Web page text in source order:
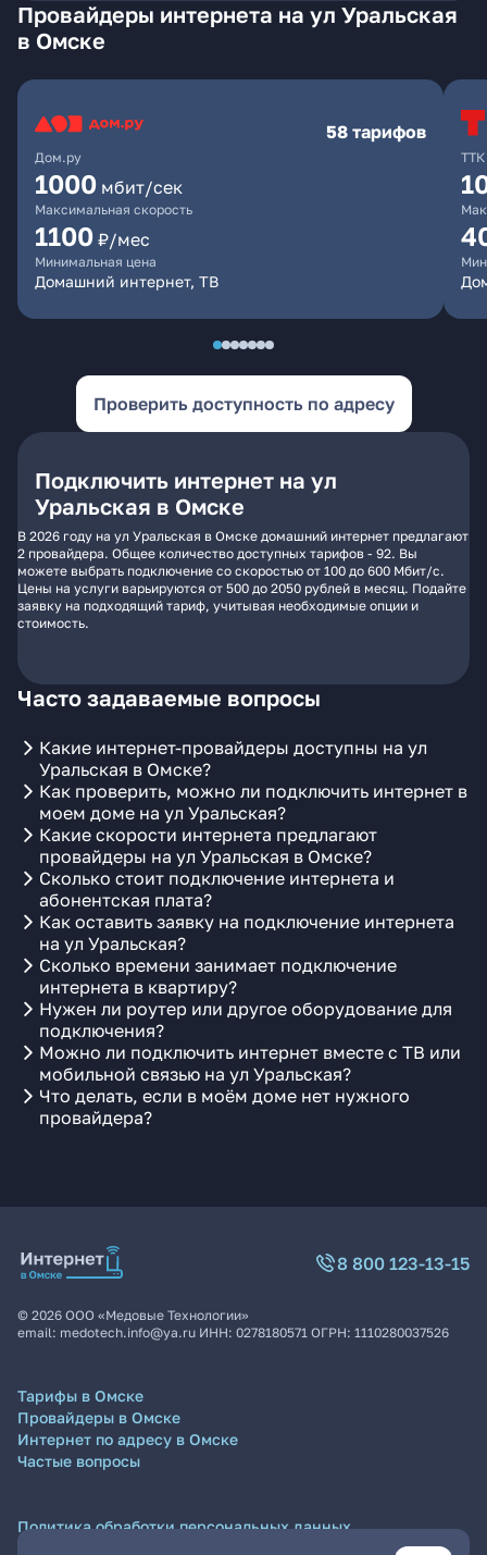
Провайдеры интернета на ул Уральская
в Омске
Дом.ру
58 тарифов
1000 мбит/сек
Максимальная скорость
1100 ₽/мес
Минимальная цена
Домашний интернет, ТВ
ТТК
Проверить доступность по адресу
Подключить интернет на ул
Уральская в Омске
В 2026 году на ул Уральская в Омске домашний интернет предлагают
2 провайдера. Общее количество доступных тарифов - 92. Вы
можете выбрать подключение со скоростью от 100 до 600 Мбит/с.
Цены на услуги варьируются от 500 до 2050 рублей в месяц. Подайте
заявку на подходящий тариф, учитывая необходимые опции и
стоимость.
Часто задаваемые вопросы
Какие интернет-провайдеры доступны на ул
Уральская в Омске?
Как проверить, можно ли подключить интернет в
моем доме на ул Уральская?
Какие скорости интернета предлагают
провайдеры на ул Уральская в Омске?
Сколько стоит подключение интернета и
абонентская плата?
Как оставить заявку на подключение интернета
на ул Уральская?
Сколько времени занимает подключение
интернета в квартиру?
Нужен ли роутер или другое оборудование для
подключения?
Можно ли подключить интернет вместе с ТВ или
мобильной связью на ул Уральская?
Что делать, если в моём доме нет нужного
провайдера?
8 800 123-13-15
© 2026 ООО «Медовые Технологии»
email: medotech.info@ya.ru ИНН: 0278180571 ОГРН: 1110280037526
Тарифы в Омске
Провайдеры в Омске
Интернет по адресу в Омске
Частые вопросы
Политика обработки персональных данных